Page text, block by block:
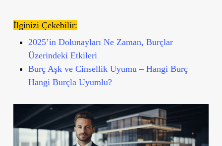
İlginizi Çekebilir:
2025’in Dolunayları Ne Zaman, Burçlar
Üzerindeki Etkileri
Burç Aşk ve Cinsellik Uyumu – Hangi Burç
Hangi Burçla Uyumlu?